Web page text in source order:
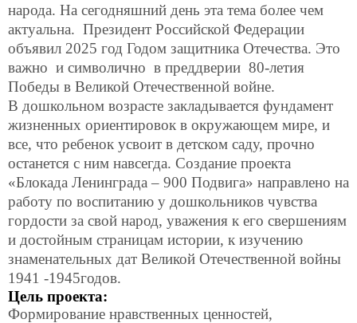
народа. На сегодняшний день эта тема более чем
актуальна. Президент Российской Федерации
объявил 2025 год Годом защитника Отечества. Это
важно и символично в преддверии 80-летия
Победы в Великой Отечественной войне.
В дошкольном возрасте закладывается фундамент
жизненных ориентировок в окружающем мире, и
все, что ребенок усвоит в детском саду, прочно
останется с ним навсегда. Создание проекта
«Блокада Ленинграда – 900 Подвига» направлено на
работу по воспитанию у дошкольников чувства
гордости за свой народ, уважения к его свершениям
и достойным страницам истории, к изучению
знаменательных дат Великой Отечественной войны
1941 -1945годов.
Цель проекта:
Формирование нравственных ценностей,